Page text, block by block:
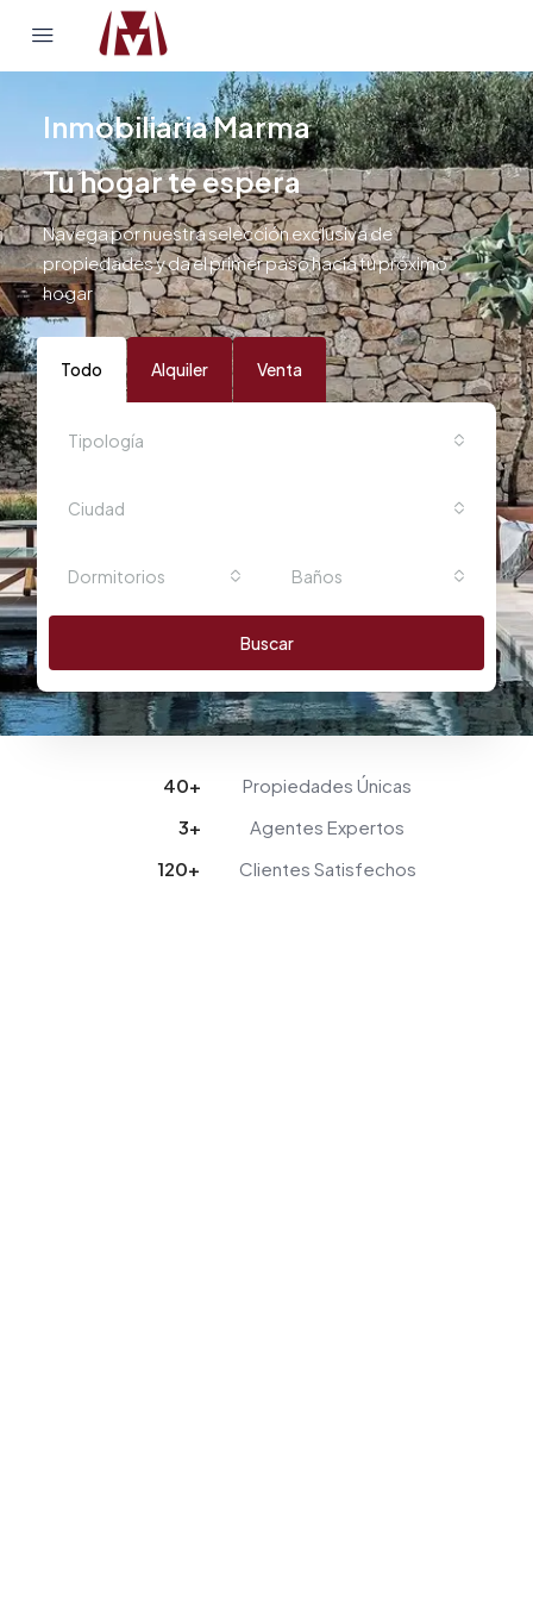
Inmobiliaria Marma
Tu hogar te espera
Navega por nuestra selección exclusiva de
propiedades y da el primer paso hacia tu próximo
hogar
Todo Alquiler Venta
Tipología
Ciudad
Dormitorios Baños
Buscar
40+
Propiedades Únicas
3+
Agentes Expertos
120+ Clientes Satisfechos